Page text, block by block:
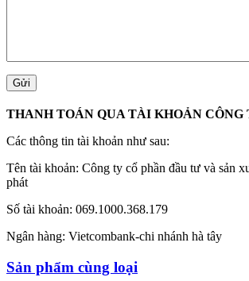
THANH TOÁN QUA TÀI KHOẢN CÔNG
Các thông tin tài khoản như sau:
Tên tài khoản: Công ty cổ phần đầu tư và sản
phát
Số tài khoản: 069.1000.368.179
Ngân hàng: Vietcombank-chi nhánh hà tây
Sản phẩm cùng loại